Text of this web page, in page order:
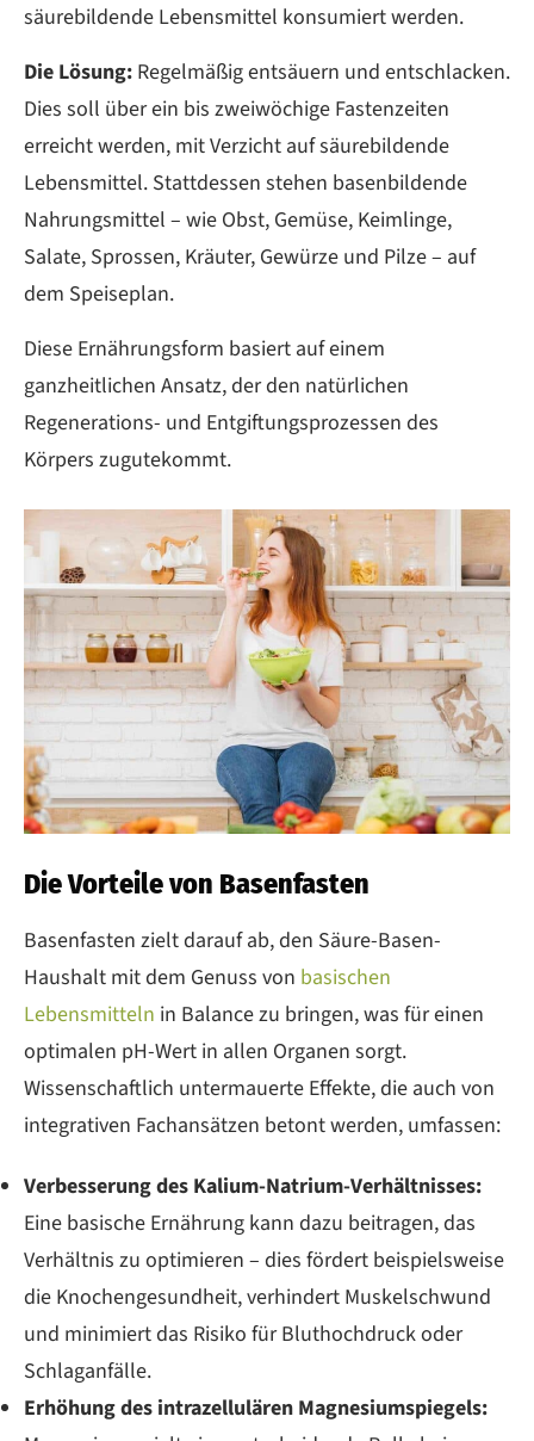
säurebildende Lebensmittel konsumiert werden.
Die Lösung: Regelmäßig entsäuern und entschlacken.
Dies soll über ein bis zweiwöchige Fastenzeiten
erreicht werden, mit Verzicht auf säurebildende
Lebensmittel. Stattdessen stehen basenbildende
Nahrungsmittel – wie Obst, Gemüse, Keimlinge,
Salate, Sprossen, Kräuter, Gewürze und Pilze – auf
dem Speiseplan.
Diese Ernährungsform basiert auf einem
ganzheitlichen Ansatz, der den natürlichen
Regenerations- und Entgiftungsprozessen des
Körpers zugutekommt.
Die Vorteile von Basenfasten
Basenfasten zielt darauf ab, den Säure-Basen-
Haushalt mit dem Genuss von basischen
Lebensmitteln in Balance zu bringen, was für einen
optimalen pH-Wert in allen Organen sorgt.
Wissenschaftlich untermauerte Effekte, die auch von
integrativen Fachansätzen betont werden, umfassen:
Verbesserung des Kalium-Natrium-Verhältnisses:
Eine basische Ernährung kann dazu beitragen, das
Verhältnis zu optimieren – dies fördert beispielsweise
die Knochengesundheit, verhindert Muskelschwund
und minimiert das Risiko für Bluthochdruck oder
Schlaganfälle.
Erhöhung des intrazellulären Magnesiumspiegels: